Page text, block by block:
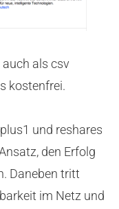
als csv
kostenfrei.
und reshares
den Erfolg
Daneben tritt
im Netz und